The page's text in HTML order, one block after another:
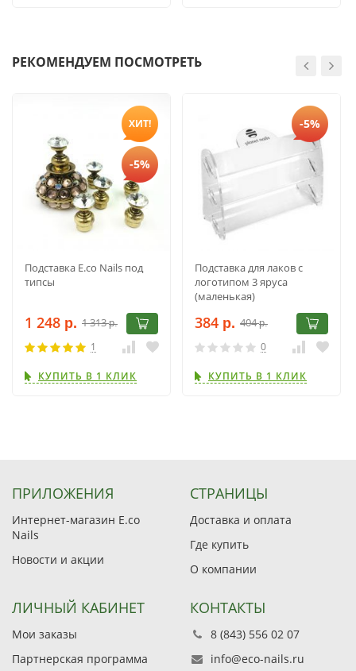
РЕКОМЕНДУЕМ ПОСМОТРЕТЬ
ХИТ!
-5%
Подставка E.co Nails под
типсы
1 248 р. 1 313р.
1
КУПИТЬ В 1 КЛИК
-5%
Подставка для лаков с
логотипом 3 яруса
(маленькая)
384 р. 404р.
0
КУПИТЬ В 1 КЛИК
ПРИЛОЖЕНИЯ
Интернет-магазин E.co
Nails
Новости и акции
СТРАНИЦЫ
Доставка и оплата
Где купить
О компании
ЛИЧНЫЙ КАБИНЕТ
Мои заказы
Партнерская программа
КОНТАКТЫ
8 (843) 556 02 07
info@eco-nails.ru